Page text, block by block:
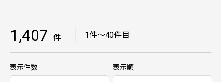
1,407 件 1件〜40件目
表示件数 表示順